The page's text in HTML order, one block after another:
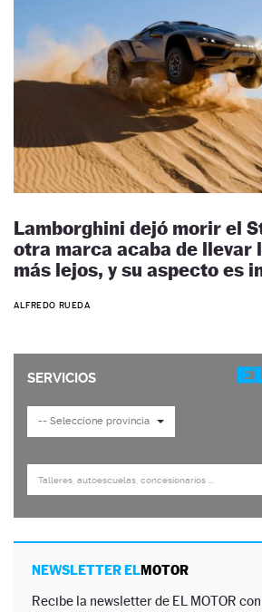
Lamborghini dejó morir el
otra marca acaba de llevar
más lejos, y su aspecto es
ALFREDO RUEDA
NEWSLETTER ELMOTOR
Recibe la newsletter de EL MOTOR